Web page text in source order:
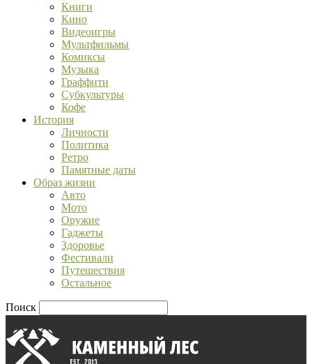
Книги
Кино
Видеоигры
Мультфильмы
Комиксы
Музыка
Граффити
Субкультуры
Кофе
История
Личности
Политика
Ретро
Памятные даты
Образ жизни
Авто
Мото
Оружие
Гаджеты
Здоровье
Фестивали
Путешествия
Остальное
Поиск